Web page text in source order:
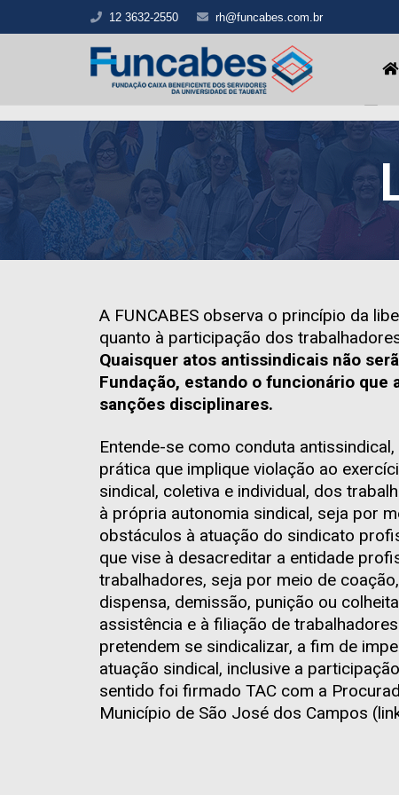
12 3632-2550 rh@funcabes.com.br
12 3633-3855 funcabes@uol.com.br
Institucional
Fotos
A FUNCABES observa o princípio da
quanto à participação dos
Quaisquer atos antissindicais não
Fundação, estando o funcionário que
sanções disciplinares.
Entende-se como conduta
prática que implique violação ao
sindical, coletiva e individual, dos
à própria autonomia sindical, seja por
obstáculos à atuação do sindicato
que vise à desacreditar a entidade
trabalhadores, seja por meio de
dispensa, demissão, punição ou
assistência e à filiação de
pretendem se sindicalizar, a fim de
atuação sindical, inclusive a
sentido foi firmado TAC com a
Município de São José dos Campos